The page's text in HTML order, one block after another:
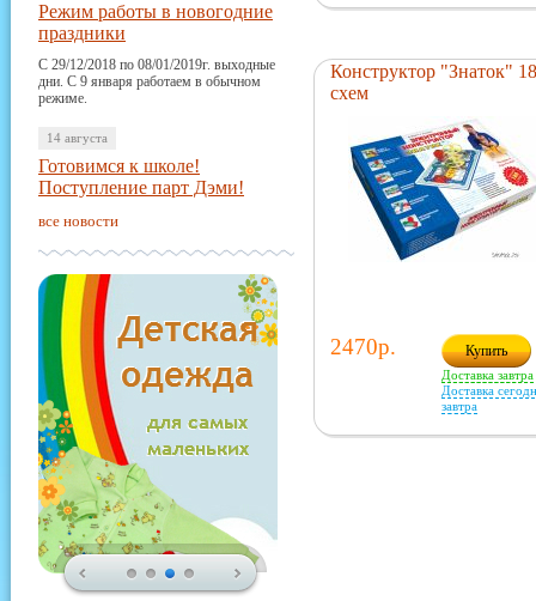
Режим работы в новогодние
праздники
С 29/12/2018 по 08/01/2019г. выходные
дни. С 9 января работаем в обычном
режиме.
14 августа
Готовимся к школе!
Поступление парт Дэми!
все новости
Конструктор "Знаток"
схем
2470р. Купить
Доставка завтра
Доставка
завтра